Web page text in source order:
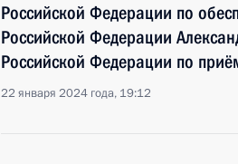
Российской Федерации по
Российской Федерации
Российской Федерации по
22 января 2024 года, 19:12